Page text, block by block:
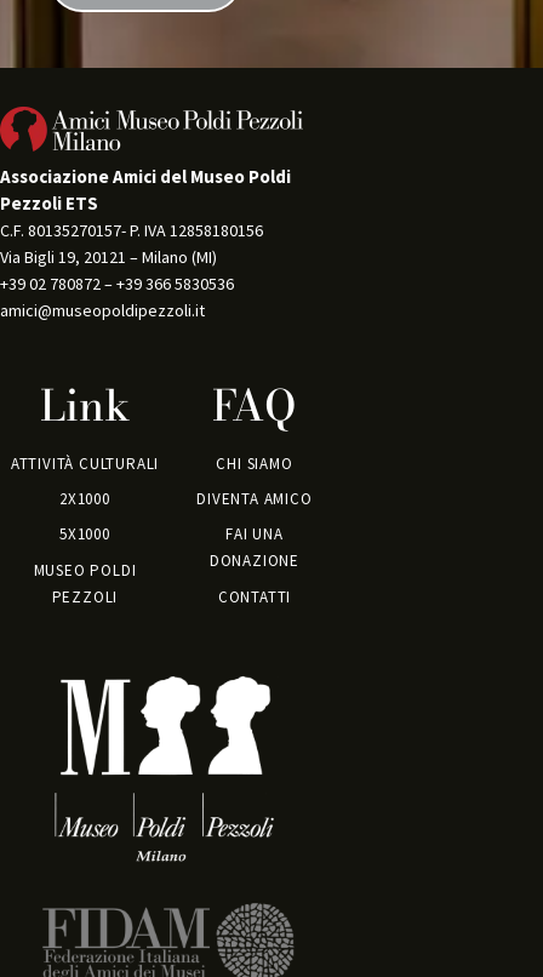
Associazione Amici del Museo Poldi
Pezzoli ETS
C.F. 80135270157- P. IVA 12858180156
Via Bigli 19, 20121 – Milano (MI)
+39 02 780872 – +39 366 5830536
amici@museopoldipezzoli.it
Link
ATTIVITÀ CULTURALI
2X1000
5X1000
MUSEO POLDI
PEZZOLI
FAQ
CHI SIAMO
DIVENTA AMICO
FAI UNA
DONAZIONE
CONTATTI